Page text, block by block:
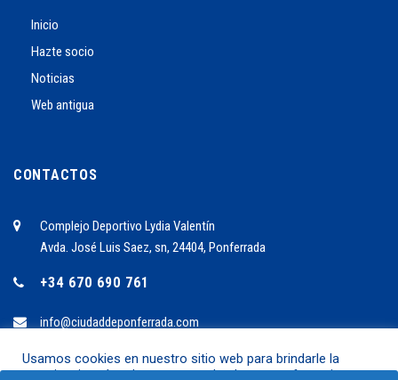
Inicio
Hazte socio
Noticias
Web antigua
CONTACTOS
Complejo Deportivo Lydia Valentín
Avda. José Luis Saez, sn, 24404, Ponferrada
+34 670 690 761
info@ciudaddeponferrada.com
Usamos cookies en nuestro sitio web para brindarle la
experiencia más relevante recordando sus preferencias y